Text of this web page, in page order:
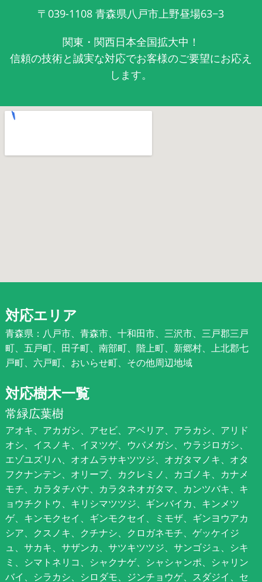
〒039-1108 青森県八戸市上野昼場63−3
関東・関西日本全国拡大中！
信頼の技術と誠実な対応でお客様のご要望にお応え
します。
対応エリア
青森県：八戸市、青森市、十和田市、三沢市、三戸郡三戸
町、五戸町、田子町、南部町、階上町、新郷村、上北郡七
戸町、六戸町、おいらせ町、その他周辺地域
対応樹木一覧
常緑広葉樹
アオキ、アカガシ、アセビ、アベリア、アラカシ、アリド
オシ、イスノキ、イヌツゲ、ウバメガシ、ウラジロガシ、
エゾユズリハ、オオムラサキツツジ、オガタマノキ、オタ
フクナンテン、オリーブ、カクレミノ、カゴノキ、カナメ
モチ、カラタチバナ、カラタネオガタマ、カンツバキ、キ
ョウチクトウ、キリシマツツジ、ギンバイカ、キンメツ
ゲ、キンモクセイ、ギンモクセイ、ミモザ、ギンヨウアカ
シア、クスノキ、クチナシ、クロガネモチ、ゲッケイジ
ュ、サカキ、サザンカ、サツキツツジ、サンゴジュ、シキ
ミ、シマトネリコ、シャクナゲ、シャシャンポ、シャリン
バイ、シラカシ、シロダモ、ジンチョウゲ、スダジイ、セ